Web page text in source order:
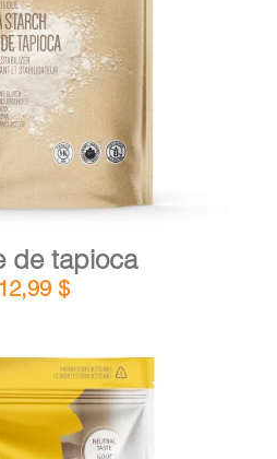
DÉTAILS
de tapioca
12,99 $